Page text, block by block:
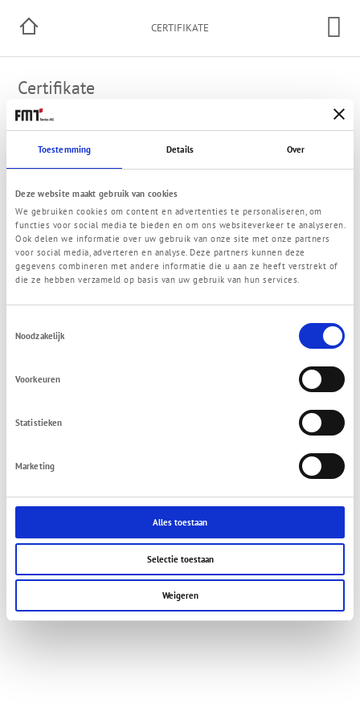
Toestemming Details Over
Deze website maakt gebruik van cookies
We gebruiken cookies om content en advertenties te personaliseren, om
functies voor social media te bieden en om ons websiteverkeer te analyseren.
Ook delen we informatie over uw gebruik van onze site met onze partners
voor social media, adverteren en analyse. Deze partners kunnen deze
gegevens combineren met andere informatie die u aan ze heeft verstrekt of
die ze hebben verzameld op basis van uw gebruik van hun services.
Noodzakelijk
Voorkeuren
Statistieken
Marketing
Alles toestaan
Selectie toestaan
Weigeren
CERTIFIKATE
Certifikate
Ons kwaliteitsmanagementsysteem is opgebouwd volgens
ISO 9001: 2015.
© 2021 FMT Swiss AG
Contactgegevens
Privacy Policy Algemene voorwaarden Contact